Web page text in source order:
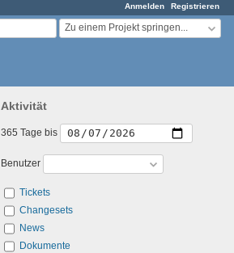
Anmelden Registrieren
Zu einem Projekt springen...
Aktivität
365 Tage bis
Benutzer
Tickets
Changesets
News
Dokumente